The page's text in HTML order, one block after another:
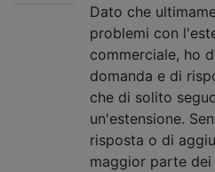
Dato che
problemi con
commerciale, ho
domanda e di
che di solito
un'estensione.
risposta o di
maggior parte